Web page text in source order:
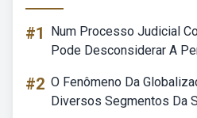
#1
Num Processo Judicial
Pode Desconsiderar A
#2 O Fenômeno Da
Diversos Segmentos Da